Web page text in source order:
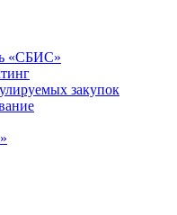
«СБИС»
закупок